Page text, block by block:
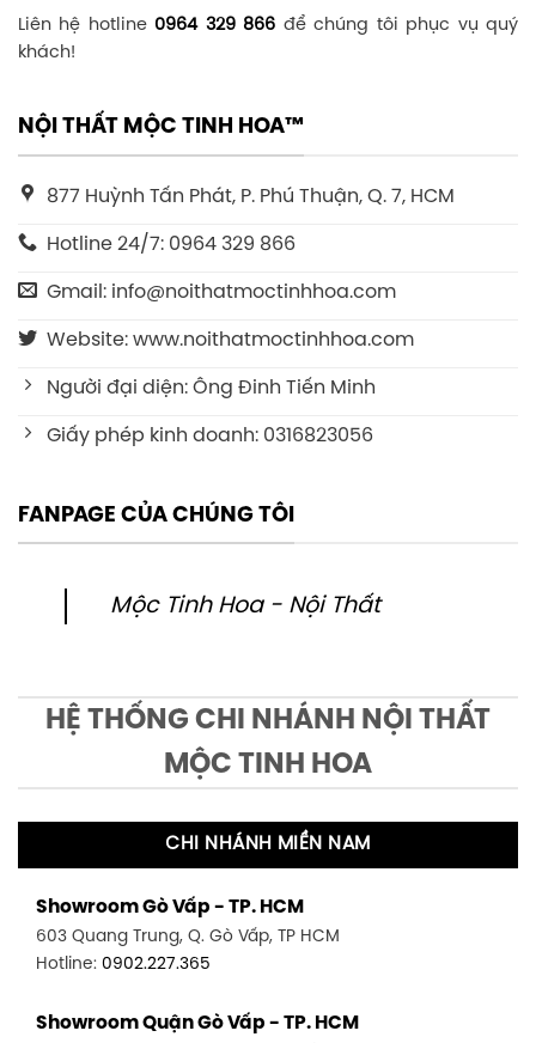
Liên hệ hotline 0964 329 866 để chúng tôi phục vụ quý
khách!
NỘI THẤT MỘC TINH HOA™
877 Huỳnh Tấn Phát, P. Phú Thuận, Q. 7, HCM
Hotline 24/7: 0964 329 866
Gmail: info@noithatmoctinhhoa.com
Website: www.noithatmoctinhhoa.com
Người đại diện: Ông Đinh Tiến Minh
Giấy phép kinh doanh: 0316823056
FANPAGE CỦA CHÚNG TÔI
Mộc Tinh Hoa - Nội Thất
HỆ THỐNG CHI NHÁNH NỘI THẤT
MỘC TINH HOA
CHI NHÁNH MIỀN NAM
Showroom Gò Vấp - TP. HCM
603 Quang Trung, Q. Gò Vấp, TP HCM
Hotline: 0902.227.365
Showroom Quận Gò Vấp - TP. HCM